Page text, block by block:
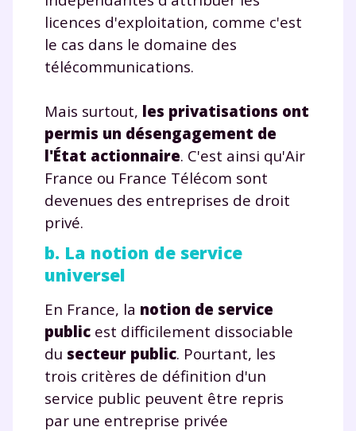
licences d'exploitation, comme c'est
le cas dans le domaine des
télécommunications.
Mais surtout, les privatisations ont
permis un désengagement de
l'État actionnaire. C'est ainsi qu'Air
France ou France Télécom sont
devenues des entreprises de droit
privé.
b. La notion de service
universel
En France, la notion de service
public est difficilement dissociable
du secteur public. Pourtant, les
trois critères de définition d'un
service public peuvent être repris
par une entreprise privée